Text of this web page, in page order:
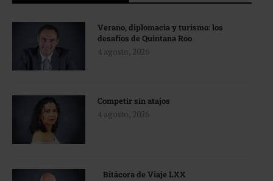
Verano, diplomacia y turismo: los
desafíos de Quintana Roo
4 agosto, 2026
Competir sin atajos
4 agosto, 2026
Bitácora de Viaje LXX